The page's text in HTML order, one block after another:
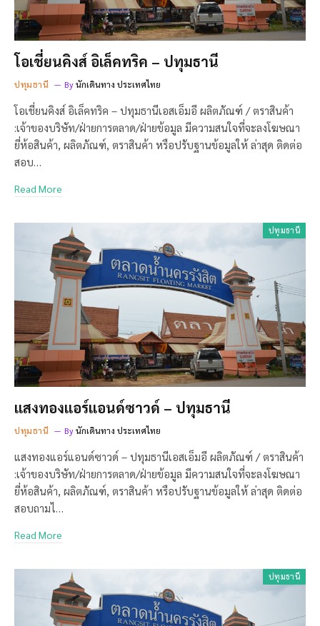
โอเชี่ยนคิงส์ อิเล็คทริค – ปทุมธานี
ปทุมธานี By นักเดินทาง ประเทศไทย
โอเชี่ยนคิงส์ อิเล็คทริค – ปทุมธานีเอสเอ็มอี ผลิตภัณฑ์ / ตราสินค้า
:เจ้าของบริษัท/ฝ่ายการตลาด/ฝ่ายข้อมูล มีความสนใจที่จะลงโฆษณา
ยี่ห้อสินค้า, ผลิตภัณฑ์, ตราสินค้า หรือปรับฐานข้อมูลให้ ล่าสุด ติดต่อ
สอบ…
Read More
ปทุมธานี
แสงทองแอร์แอนด์ซาวด์ – ปทุมธานี
ปทุมธานี By นักเดินทาง ประเทศไทย
แสงทองแอร์แอนด์ซาวด์ – ปทุมธานีเอสเอ็มอี ผลิตภัณฑ์ / ตราสินค้า
:เจ้าของบริษัท/ฝ่ายการตลาด/ฝ่ายข้อมูล มีความสนใจที่จะลงโฆษณา
ยี่ห้อสินค้า, ผลิตภัณฑ์, ตราสินค้า หรือปรับฐานข้อมูลให้ ล่าสุด ติดต่อ
สอบถามไ…
Read More
ปทุมธานี